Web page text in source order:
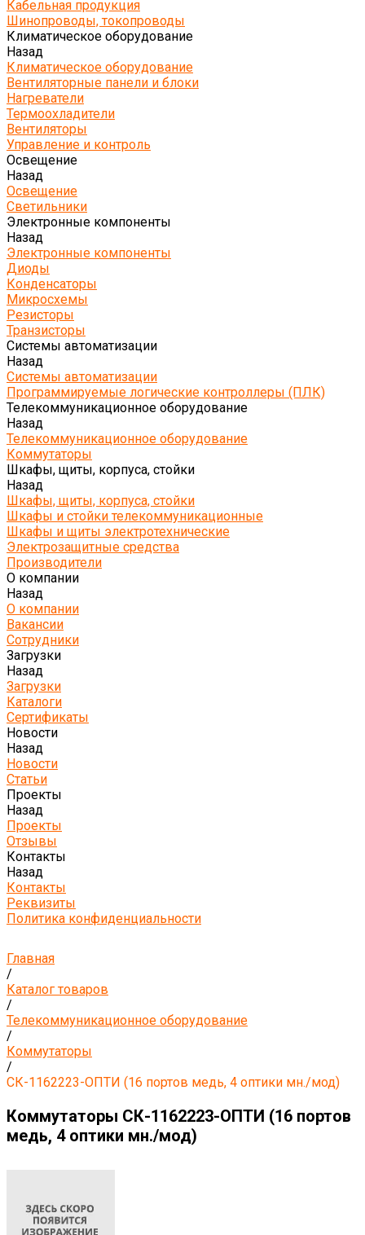
Кабельная продукция
Шинопроводы, токопроводы
Климатическое оборудование
Назад
Климатическое оборудование
Вентиляторные панели и блоки
Нагреватели
Термоохладители
Вентиляторы
Управление и контроль
Освещение
Назад
Освещение
Светильники
Электронные компоненты
Назад
Электронные компоненты
Диоды
Конденсаторы
Микросхемы
Резисторы
Транзисторы
Системы автоматизации
Назад
Системы автоматизации
Программируемые логические контроллеры (ПЛК)
Телекоммуникационное оборудование
Назад
Телекоммуникационное оборудование
Коммутаторы
Шкафы, щиты, корпуса, стойки
Назад
Шкафы, щиты, корпуса, стойки
Шкафы и стойки телекоммуникационные
Шкафы и щиты электротехнические
Электрозащитные средства
Производители
О компании
Назад
О компании
Вакансии
Сотрудники
Загрузки
Назад
Загрузки
Каталоги
Сертификаты
Новости
Назад
Новости
Статьи
Проекты
Назад
Проекты
Отзывы
Контакты
Назад
Контакты
Реквизиты
Политика конфиденциальности
Главная
/
Каталог товаров
/
Телекоммуникационное оборудование
/
Коммутаторы
/
СК-1162223-ОПТИ (16 портов медь, 4 оптики мн./мод)
Коммутаторы СК-1162223-ОПТИ (16 портов
медь, 4 оптики мн./мод)